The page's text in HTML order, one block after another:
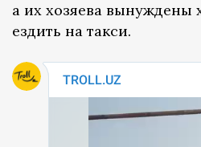
а их хозяева вынуждены
ездить на такси.